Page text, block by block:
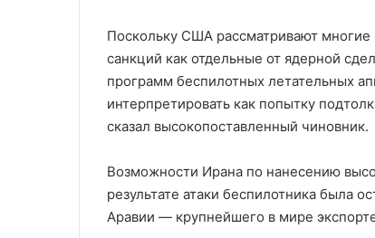
Поскольку США рассматривают
санкций как отдельные от ядерной
программ беспилотных летательных
интерпретировать как попытку
сказал высокопоставленный чиновник.
Возможности Ирана по нанесению
результате атаки беспилотника была
Аравии — крупнейшего в мире